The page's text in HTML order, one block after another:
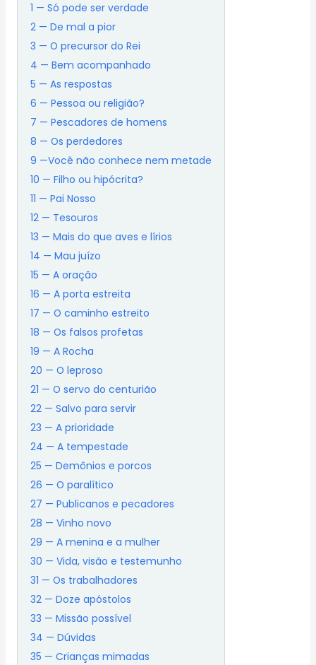
1 — Só pode ser verdade
2 — De mal a pior
3 — O precursor do Rei
4 — Bem acompanhado
5 — As respostas
6 — Pessoa ou religião?
7 — Pescadores de homens
8 — Os perdedores
9 —Você não conhece nem metade
10 — Filho ou hipócrita?
11 — Pai Nosso
12 — Tesouros
13 — Mais do que aves e lírios
14 — Mau juízo
15 — A oração
16 — A porta estreita
17 — O caminho estreito
18 — Os falsos profetas
19 — A Rocha
20 — O leproso
21 — O servo do centurião
22 — Salvo para servir
23 — A prioridade
24 — A tempestade
25 — Demônios e porcos
26 — O paralítico
27 — Publicanos e pecadores
28 — Vinho novo
29 — A menina e a mulher
30 — Vida, visão e testemunho
31 — Os trabalhadores
32 — Doze apóstolos
33 — Missão possível
34 — Dúvidas
35 — Crianças mimadas